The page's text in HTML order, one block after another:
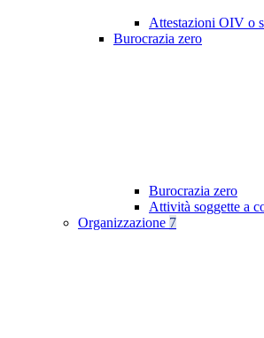
Attestazioni OIV o
Burocrazia zero
Burocrazia zero
Attività soggette a
Organizzazione 7